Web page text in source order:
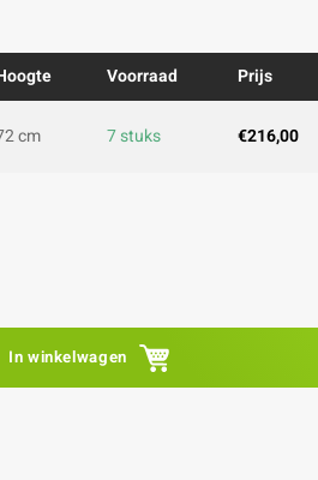
Voorraad Prijs
cm 7 stuks €216,00
In winkelwagen